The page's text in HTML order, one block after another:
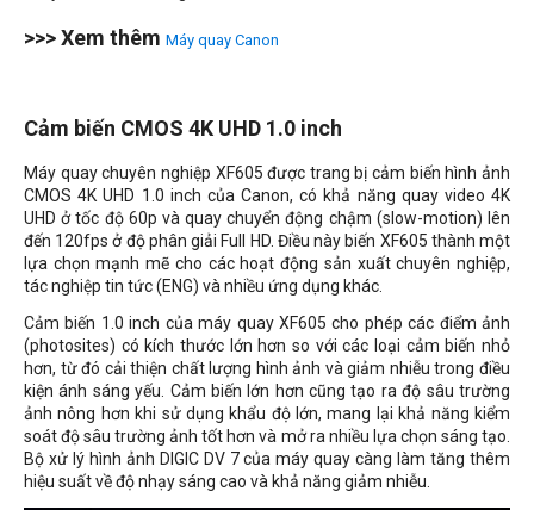
>>> Xem thêm Máy quay Canon
Cảm biến CMOS 4K UHD 1.0 inch
Máy quay chuyên nghiệp XF605 được trang bị cảm biến hình ảnh
CMOS 4K UHD 1.0 inch của Canon, có khả năng quay video 4K
UHD ở tốc độ 60p và quay chuyển động chậm (slow-motion) lên
đến 120fps ở độ phân giải Full HD. Điều này biến XF605 thành một
lựa chọn mạnh mẽ cho các hoạt động sản xuất chuyên nghiệp,
tác nghiệp tin tức (ENG) và nhiều ứng dụng khác.
Cảm biến 1.0 inch của máy quay XF605 cho phép các điểm ảnh
(photosites) có kích thước lớn hơn so với các loại cảm biến nhỏ
hơn, từ đó cải thiện chất lượng hình ảnh và giảm nhiễu trong điều
kiện ánh sáng yếu. Cảm biến lớn hơn cũng tạo ra độ sâu trường
ảnh nông hơn khi sử dụng khẩu độ lớn, mang lại khả năng kiểm
soát độ sâu trường ảnh tốt hơn và mở ra nhiều lựa chọn sáng tạo.
Bộ xử lý hình ảnh DIGIC DV 7 của máy quay càng làm tăng thêm
hiệu suất về độ nhạy sáng cao và khả năng giảm nhiễu.